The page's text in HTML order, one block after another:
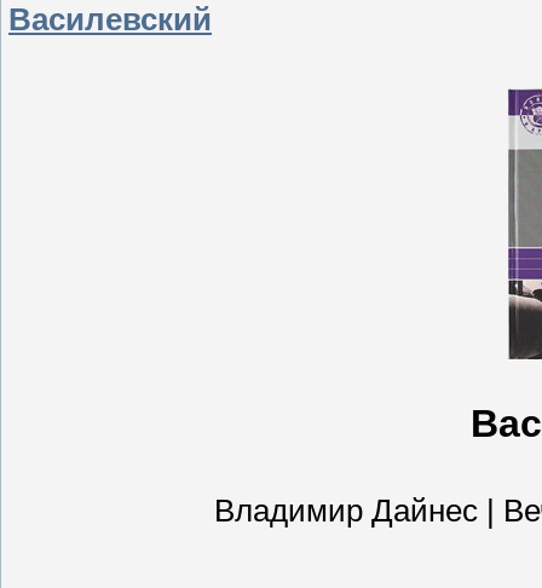
Василевский
Владимир Дайнес |